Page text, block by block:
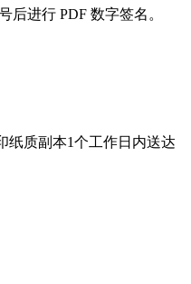
后进行 PDF 数字签名。
纸质副本1个工作日内送达